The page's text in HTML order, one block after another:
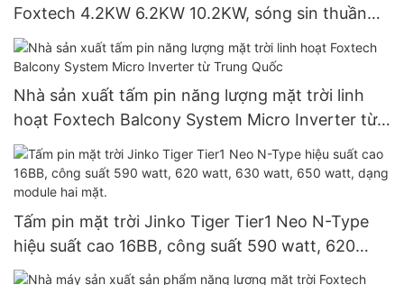
Foxtech 4.2KW 6.2KW 10.2KW, sóng sin thuần
túy, hoạt động độc lập trên lưới điện, dành cho
hệ thống năng lượng mặt trời.
Nhà sản xuất tấm pin năng lượng mặt trời linh
hoạt Foxtech Balcony System Micro Inverter từ
Trung Quốc
Tấm pin mặt trời Jinko Tiger Tier1 Neo N-Type
hiệu suất cao 16BB, công suất 590 watt, 620
watt, 630 watt, 650 watt, dạng module hai mặt.